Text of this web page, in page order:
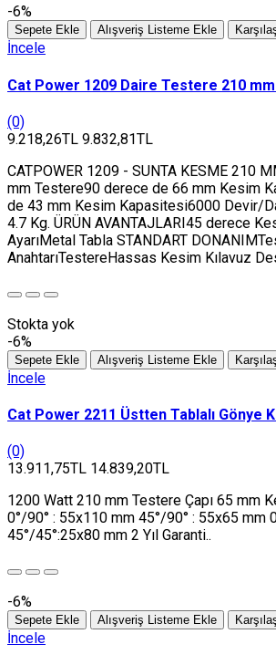
-6%
Sepete Ekle Alışveriş Listeme Ekle
İncele
Cat Power 1209 Daire Testere 210
(0)
9.218,26TL 9.832,81TL
CATPOWER 1209 - SUNTA KESME 210
mm Testere90 derece de 66 mm Kesim
de 43 mm Kesim Kapasitesi6000 Devir/
4.7 Kg. ÜRÜN AVANTAJLARI45 derece
AyarıMetal Tabla STANDART
AnahtarıTestereHassas Kesim Kılavuz
Stokta yok
-6%
Sepete Ekle Alışveriş Listeme Ekle
İncele
Cat Power 2211 Üstten Tablalı Gönye
(0)
13.911,75TL 14.839,20TL
1200 Watt 210 mm Testere Çapı 65 mm
0°/90° : 55x110 mm 45°/90° : 55x65 mm
45°/45°:25x80 mm 2 Yıl Garanti..
-6%
Sepete Ekle Alışveriş Listeme Ekle
İncele